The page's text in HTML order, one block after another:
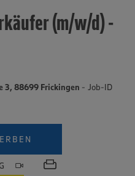
(m/w/d) -
3, 88699 Frickingen - Job-ID